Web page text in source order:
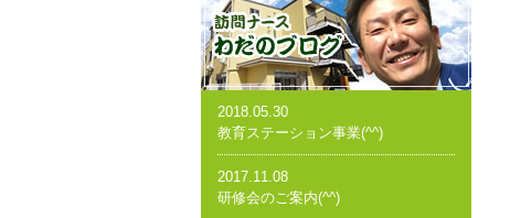
2018.05.30
教育ステーション事業(^^)
2017.11.08
研修会のご案内(^^)